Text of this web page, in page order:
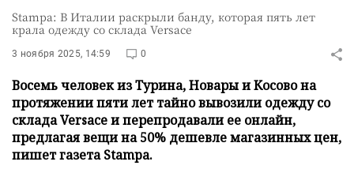
Stampa: В Италии раскрыли банду, которая пять лет
крала одежду со склада Versace
3 ноября 2025, 14:59 0
Восемь человек из Турина, Новары и Косово на
протяжении пяти лет тайно вывозили одежду со
склада Versace и перепродавали ее онлайн,
предлагая вещи на 50% дешевле магазинных цен,
пишет газета Stampa.